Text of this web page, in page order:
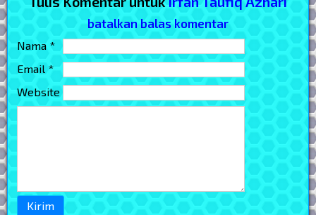
batalkan balas komentar
Nama *
Email *
Website